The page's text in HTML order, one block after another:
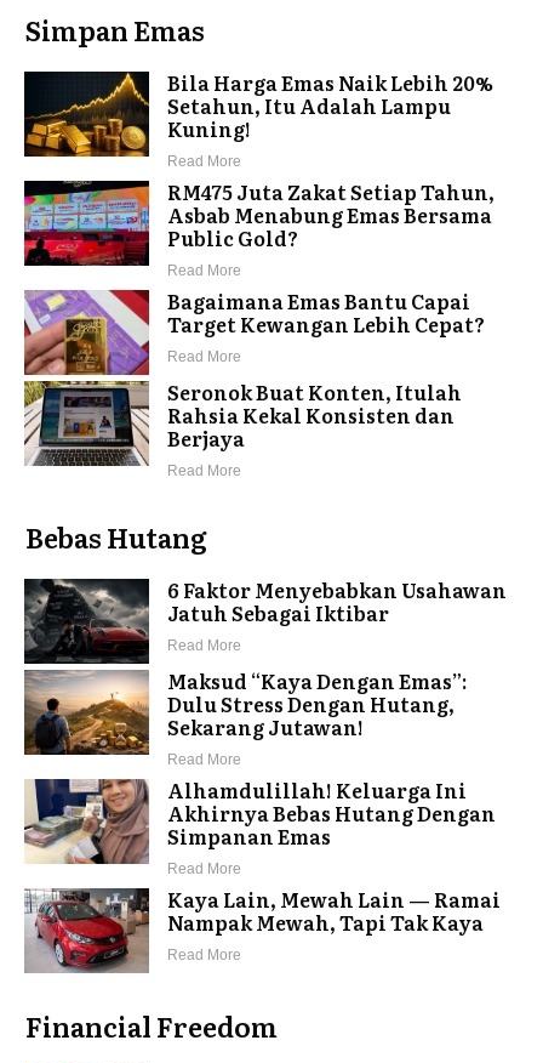
Simpan Emas
Bila Harga Emas Naik Lebih 20%
Setahun, Itu Adalah Lampu
Kuning!
Read More
RM475 Juta Zakat Setiap Tahun,
Asbab Menabung Emas Bersama
Public Gold?
Read More
Bagaimana Emas Bantu Capai
Target Kewangan Lebih Cepat?
Read More
Seronok Buat Konten, Itulah
Rahsia Kekal Konsisten dan
Berjaya
Read More
Bebas Hutang
6 Faktor Menyebabkan Usahawan
Jatuh Sebagai Iktibar
Read More
Maksud “Kaya Dengan Emas”:
Dulu Stress Dengan Hutang,
Sekarang Jutawan!
Read More
Alhamdulillah! Keluarga Ini
Akhirnya Bebas Hutang Dengan
Simpanan Emas
Read More
Kaya Lain, Mewah Lain — Ramai
Nampak Mewah, Tapi Tak Kaya
Read More
Financial Freedom